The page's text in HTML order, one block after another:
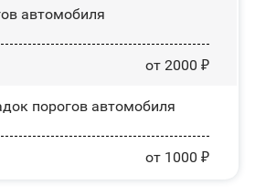
автомобиля
от 2000 ₽
порогов автомобиля
от 1000 ₽